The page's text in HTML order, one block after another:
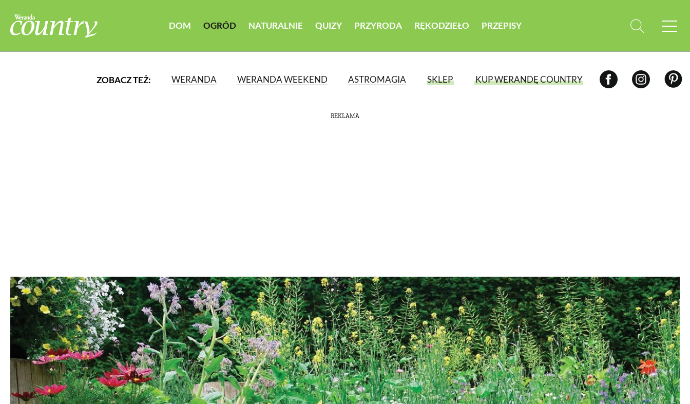
DOM OGRÓD NATURALNIE QUIZY PRZYRODA RĘKODZIEŁO PRZEPISY
ZOBACZ TEŻ: WERANDA WERANDA WEEKEND ASTROMAGIA SKLEP KUP WERANDĘ COUNTRY
REKLAMA
OGRÓD WARZYWA I OWOCE ROŚLINY OGRODOWE PORADY ZIELEŃ W DOMU
PROJEKTOWANIE OGRODU NATURALNIE URODA NATURALNA APTECZKA
DLA DOMU EKO ŻYCIE PRZYRODA ZWIERZĘTA DOMOWE
ZWIERZĘTA W NATURZE GRZYBY KRAJOBRAZ RĘKODZIEŁO RZEMIOSŁO
ZWYCZAJE ZRÓB TO SAM PRZEPISY ŚNIADANIA PRZYSTAWKI ZUPY